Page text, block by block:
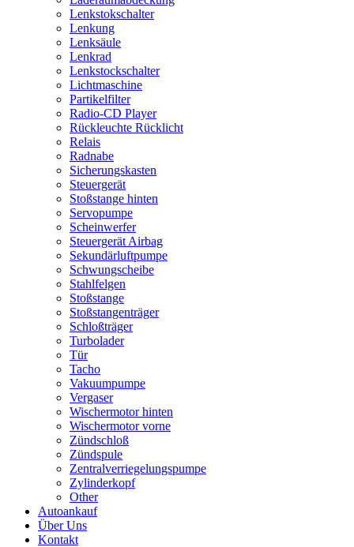
Lenkstokschalter
Lenkung
Lenksäule
Lenkrad
Lenkstockschalter
Lichtmaschine
Partikelfilter
Radio-CD Player
Rückleuchte Rücklicht
Relais
Radnabe
Sicherungskasten
Steuergerät
Stoßstange hinten
Servopumpe
Scheinwerfer
Steuergerät Airbag
Sekundärluftpumpe
Schwungscheibe
Stahlfelgen
Stoßstange
Stoßstangenträger
Schloßträger
Turbolader
Tür
Tacho
Vakuumpumpe
Vergaser
Wischermotor hinten
Wischermotor vorne
Zündschloß
Zündspule
Zentralverriegelungspumpe
Zylinderkopf
Other
Autoankauf
Über Uns
Kontakt